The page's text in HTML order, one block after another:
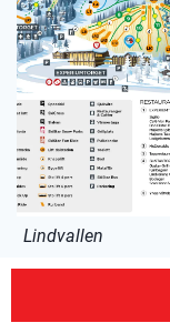
Lindvallen